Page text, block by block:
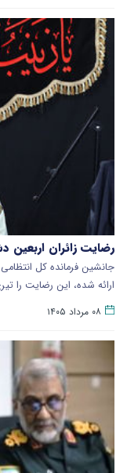
رضایت زائران اربعین
جانشین فرمانده کل
ارائه شده، این رضایت را
۰۸ مرداد ۱۴۰۵